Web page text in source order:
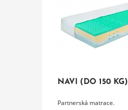
NAVI (DO 150 KG)
Partnerská matrace.